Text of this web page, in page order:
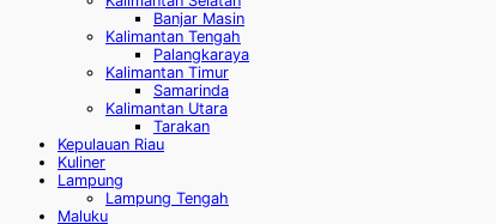
Banjar Masin
Kalimantan Tengah
Palangkaraya
Kalimantan Timur
Samarinda
Kalimantan Utara
Tarakan
Kepulauan Riau
Kuliner
Lampung
Lampung Tengah
Maluku